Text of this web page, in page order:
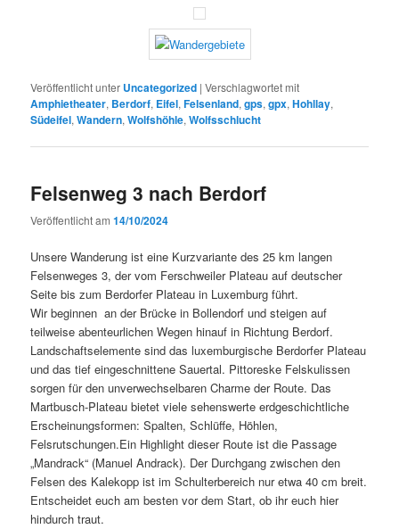
Veröffentlicht unter Uncategorized |Verschlagwortet mit
Amphietheater, Berdorf, Eifel,Felsenland,gps,gpx,Hohllay,
Südeifel,Wandern,Wolfshöhle,Wolfsschlucht
Felsenweg 3 nach Berdorf
Veröffentlicht am14/10/2024
Unsere Wanderung ist eine Kurzvariante des 25 km langen
Felsenweges 3, der vom Ferschweiler Plateau auf deutscher
Seite bis zum Berdorfer Plateau in Luxemburg führt.
Wir beginnen an der Brücke in Bollendorf und steigen auf
teilweise abenteurlichen Wegen hinauf in Richtung Berdorf.
Landschaftselemente sind das luxemburgische Berdorfer Plateau
und das tief eingeschnittene Sauertal. Pittoreske Felskulissen
sorgen für den unverwechselbaren Charme der Route. Das
Martbusch-Plateau bietet viele sehenswerte erdgeschichtliche
Erscheinungsformen: Spalten, Schlüffe, Höhlen,
Felsrutschungen.Ein Highlight dieser Route ist die Passage
„Mandrack“ (Manuel Andrack). Der Durchgang zwischen den
Felsen des Kalekopp ist im Schulterbereich nur etwa 40 cm breit.
Entscheidet euch am besten vor dem Start, ob ihr euch hier
hindurch traut.